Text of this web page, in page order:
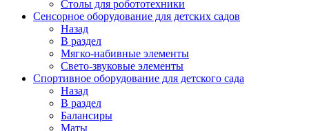
Столы для робототехники
Сенсорное оборудование для детских садов
Назад
В раздел
Мягко-набивные элементы
Свето-звуковые элементы
Спортивное оборудование для детского сада
Назад
В раздел
Балансиры
Маты